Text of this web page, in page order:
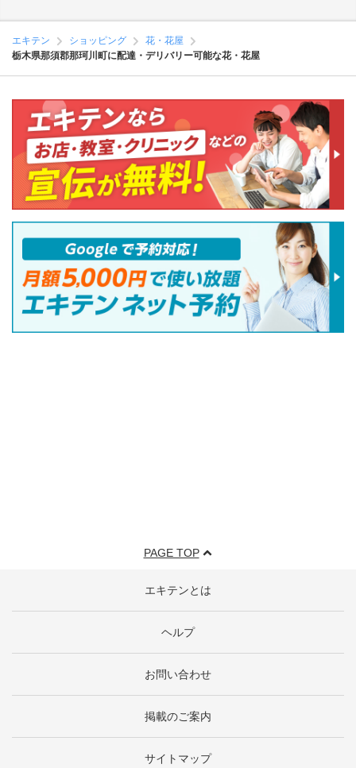
エキテン ショッピング
花・花屋
栃木県那須郡那珂川町に配達・デリバリー可能な花・花屋
PAGE TOP
エキテンとは
ヘルプ
お問い合わせ
掲載のご案内
サイトマップ